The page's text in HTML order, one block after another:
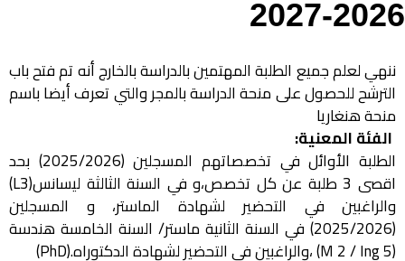
2026-2027
ننهي لعلم جميع الطلبة المهتمين بالدراسة بالخارج أنه تم فتح باب
الترشح للحصول على منحة الدراسة بالمجر والتي تعرف أيضا باسم
منحة هنغاريا
الفئة المعنية:
الطلبة الأوائل في تخصصاتهم المسجلين (2025/2026) بحد
اقصى 3 طلبة عن كل تخصص،و في السنة الثالثة ليسانس(L3)
والراغبين في التحضير لشهادة الماستر، و المسجلين
(2025/2026) في السنة الثانية ماستر/ السنة الخامسة هندسة
(M 2 / Ing 5) ،والراغبين في التحضير لشهادة الدكتوراه.(PhD)